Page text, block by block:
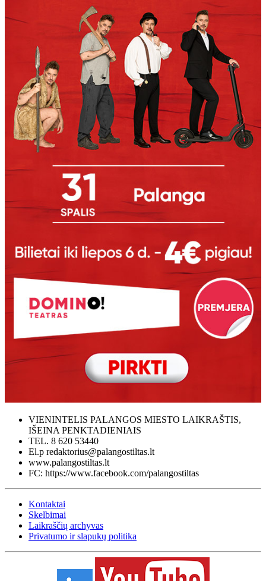
VIENINTELIS PALANGOS MIESTO LAIKRAŠTIS,
IŠEINA PENKTADIENIAIS
TEL. 8 620 53440
El.p redaktorius@palangostiltas.lt
www.palangostiltas.lt
FC: https://www.facebook.com/palangostiltas
Kontaktai
Skelbimai
Laikraščių archyvas
Privatumo ir slapukų politika